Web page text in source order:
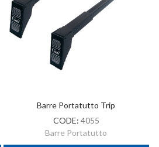
Barre Portatutto Trip
CODE: 4055
Barre Portatutto